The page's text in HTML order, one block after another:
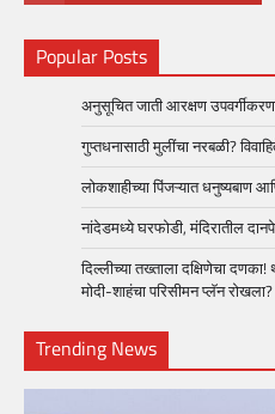
Popular Posts
अनुसूचित जाती आरक्षण
गुप्तधनासाठी मुलींचा नरबळी?
लोकशाहीच्या पिंजऱ्यात धनुष्यबाण
नांदेडमध्ये घरफोडी, मंदिरातील
दिल्लीच्या तख्ताला दक्षिणेचा
मोदी-शाहंचा परिसीमन प्लॅन रोखला?
Trending News